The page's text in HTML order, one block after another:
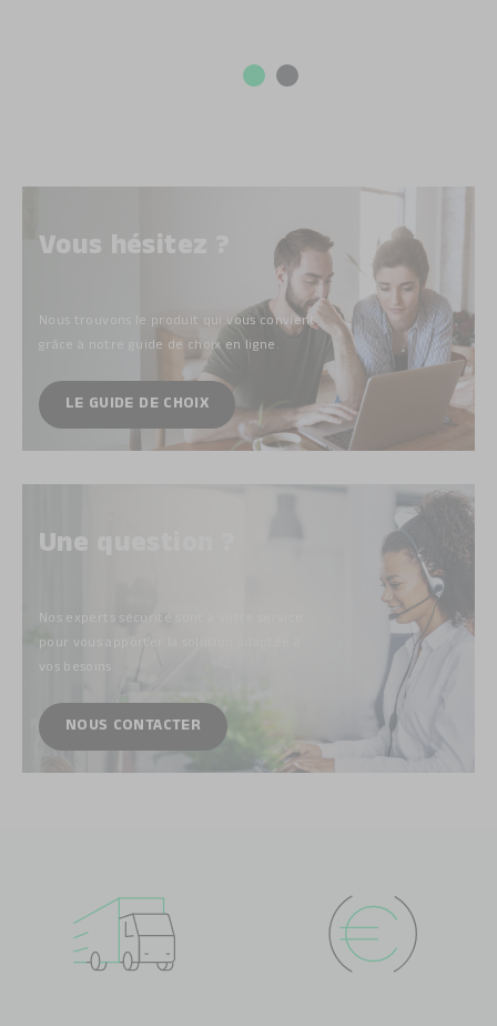
Vous hésitez ?
Nous trouvons le produit qui vous convient
grâce à notre guide de choix en ligne.
LE GUIDE DE CHOIX
Une question ?
Nos experts sécurité sont à votre service
pour vous apporter la solution adaptée à
vos besoins.
NOUS CONTACTER